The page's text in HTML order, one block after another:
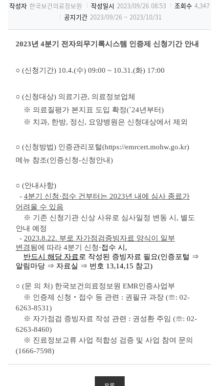
작성자 한국보건의료정보원 작성일시 2023/09/26 08:53 조회수 4,347
공지기간 2023/09/26 ~ 2023/10/31
2023년 4분기 전자의무기록시스템 인증제 신청기간 안내
○ (신청기간) 10.4.(수) 09:00 ~ 10.31.(화) 17:00
○ (신청대상) 의료기관, 의료정보업체
※ 의료질평가 본지표 도입 확정(`24년부터)
※ 치과, 한방, 정신, 요양병원은 신청대상에서 제외
○ (신청방법) 인증관리포털(https://emrcert.mohw.go.kr)
메뉴 참조(인증신청-신청안내)
○ (안내사항)
- 4분기 신청·접수 건부터는 2023년 내에 심사 종료가
어려울 수 있음
※ 기존 신청기관 신상 사유로 심사일정 변동 시, 별도
안내 예정
- 2023.8.22. 부로 자가점검증빙자료 양식이 일부
변경됨에 따라 4분기 신청·접수 시,
반드시 해당 자료 로 작성된 증빙자료 필요(인증포털 ⇒
알림마당 ⇒ 자료실 ⇒ 번호 13,14,15 참고)
○ (문 의 처) 한국보건의료정보원 EMR인증사업부
※ 인증제 신청 ‧접수 등 관련 : 권필규 과장 (☏: 02-
6263-8531)
※ 자가점검 증빙자료 작성 관련 : 권성환 주임 (☏: 02-
6263-8460)
※ 진료정보교류 사업 적합성 검증 및 사업 참여 문의
(1666-7598)